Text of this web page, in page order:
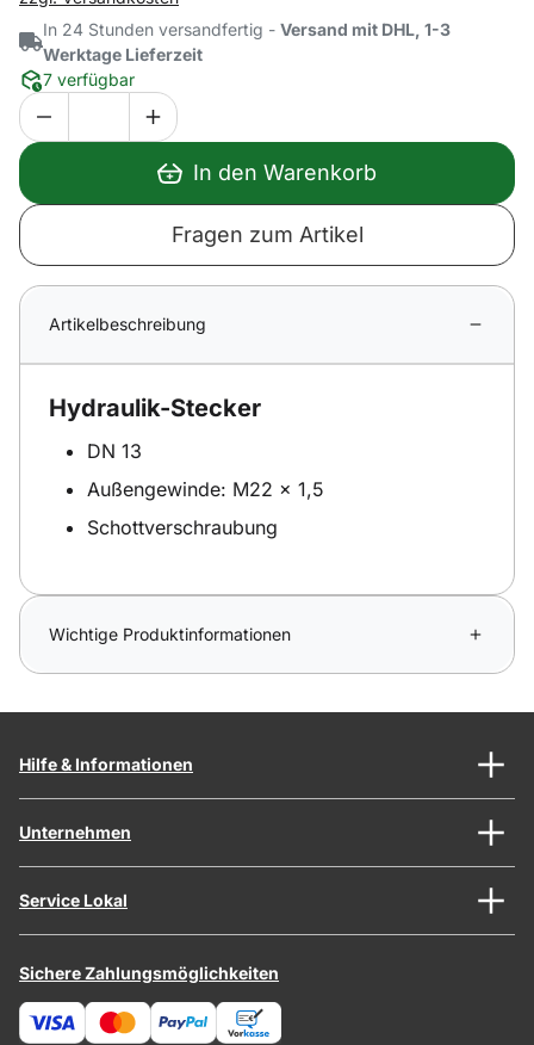
In 24 Stunden versandfertig - Versand mit DHL, 1-3
Werktage Lieferzeit
7 verfügbar
In den Warenkorb
Fragen zum Artikel
Artikelbeschreibung
Hydraulik-Stecker
DN 13
Außengewinde: M22 x 1,5
Schottverschraubung
Wichtige Produktinformationen
Hilfe & Informationen
Unternehmen
Service Lokal
Sichere Zahlungsmöglichkeiten